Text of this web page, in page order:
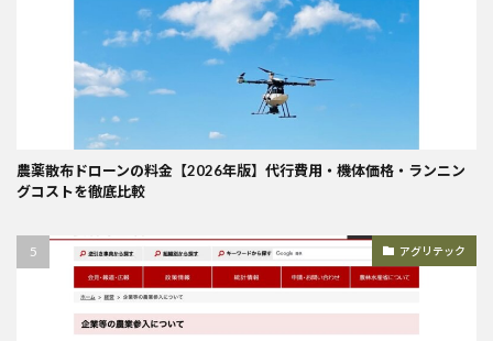
農薬散布ドローンの料金【2026年版】代行費用・機体価格・ランニン
グコストを徹底比較
アグリテック